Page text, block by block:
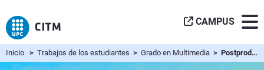
CAMPUS
Inicio > Trabajos de los estudiantes > Grado en Multimedia > Postproducción Audiovisual Avanzada